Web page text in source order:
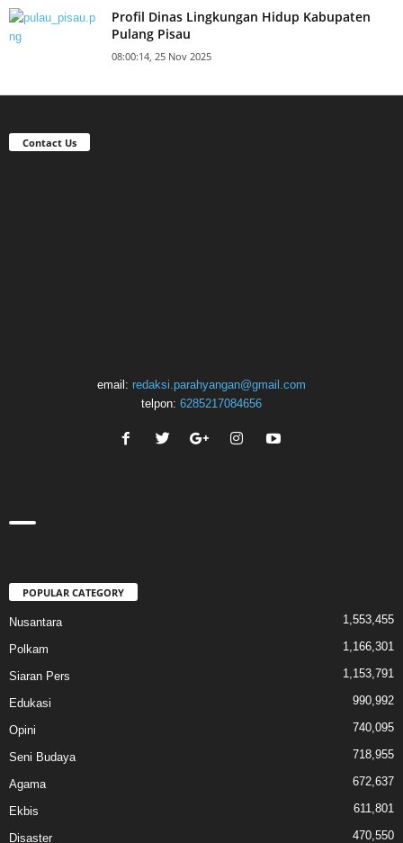
Profil Dinas Lingkungan Hidup Kabupaten
Pulang Pisau
08:00:14, 25 Nov 2025
Contact Us
email: redaksi.parahyangan@gmail.com
telpon: 6285217084656
POPULAR CATEGORY
Nusantara 1,553,455
Polkam 1,166,301
Siaran Pers 1,153,791
Edukasi 990,992
Opini 740,095
Seni Budaya 718,955
Agama 672,637
Ekbis 611,801
Disaster 470,550